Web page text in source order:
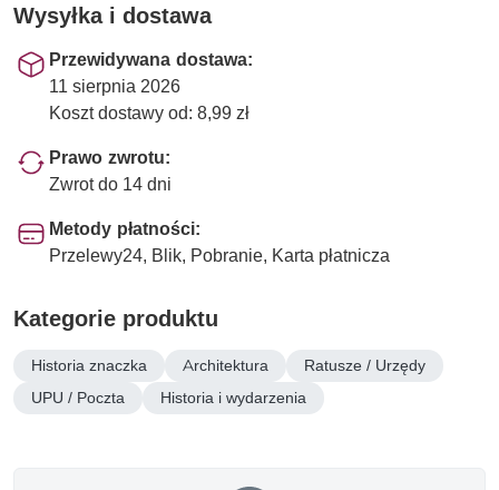
Wysyłka i dostawa
Przewidywana dostawa:
11 sierpnia 2026
Koszt dostawy od: 8,99 zł
Prawo zwrotu:
Zwrot do 14 dni
Metody płatności:
Przelewy24, Blik, Pobranie, Karta płatnicza
Kategorie produktu
Historia znaczka Architektura
Ratusze / Urzędy
UPU / Poczta
Historia i wydarzenia